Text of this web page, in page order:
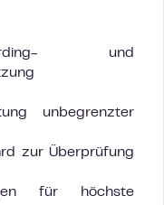
und
unbegrenzter
zur Überprüfung
für höchste